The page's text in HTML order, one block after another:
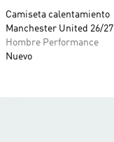
Camiseta calentamiento
Manchester United 26/27
Hombre Performance
Nuevo